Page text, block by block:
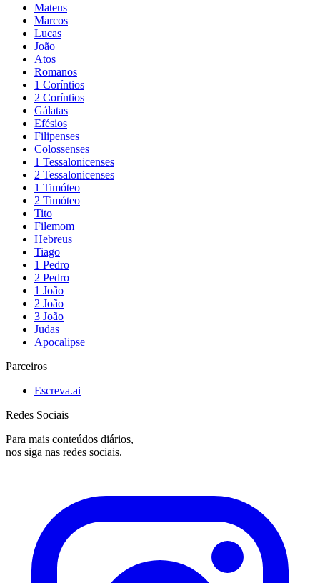
Mateus
Marcos
Lucas
João
Atos
Romanos
1 Coríntios
2 Coríntios
Gálatas
Efésios
Filipenses
Colossenses
1 Tessalonicenses
2 Tessalonicenses
1 Timóteo
2 Timóteo
Tito
Filemom
Hebreus
Tiago
1 Pedro
2 Pedro
1 João
2 João
3 João
Judas
Apocalipse
Parceiros
Escreva.ai
Redes Sociais
Para mais conteúdos diários,
nos siga nas redes sociais.